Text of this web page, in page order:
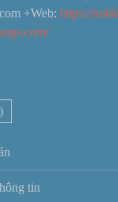
+Web: https://
tin